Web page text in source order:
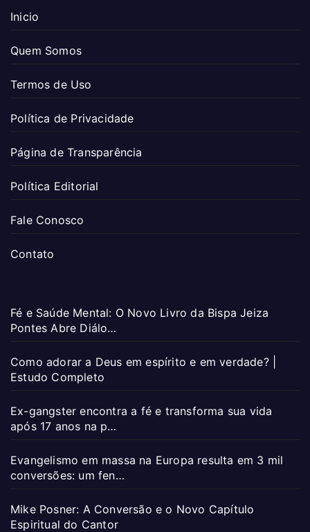
Inicio
Quem Somos
Termos de Uso
Política de Privacidade
Página de Transparência
Política Editorial
Fale Conosco
Contato
Fé e Saúde Mental: O Novo Livro da Bispa Jeiza
Pontes Abre Diálo…
Como adorar a Deus em espírito e em verdade? |
Estudo Completo
Ex-gangster encontra a fé e transforma sua vida
após 17 anos na p…
Evangelismo em massa na Europa resulta em 3 mil
conversões: um fen…
Mike Posner: A Conversão e o Novo Capítulo
Espiritual do Cantor